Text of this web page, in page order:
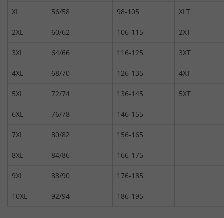
XL 56/58 98-105 XLT
2XL 60/62 106-115 2XT
3XL 64/66 116-125 3XT
4XL 68/70 126-135 4XT
5XL 72/74 136-145 5XT
6XL 76/78 146-155
7XL 80/82 156-165
8XL 84/86 166-175
9XL 88/90 176-185
10XL 92/94 186-195